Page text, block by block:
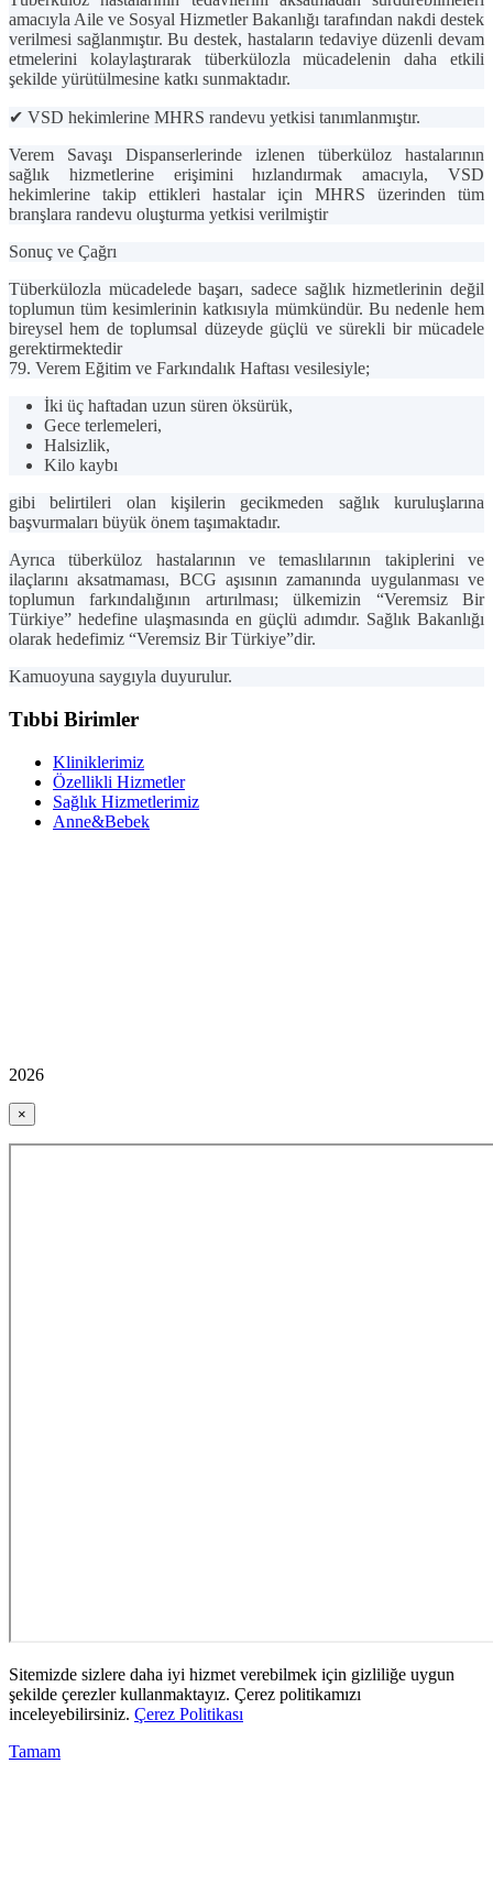
amacıyla Aile ve Sosyal Hizmetler Bakanlığı tarafından nakdi destek
verilmesi sağlanmıştır. Bu destek, hastaların tedaviye düzenli devam
etmelerini kolaylaştırarak tüberkülozla mücadelenin daha etkili
şekilde yürütülmesine katkı sunmaktadır.
✔ VSD hekimlerine MHRS randevu yetkisi tanımlanmıştır.
Verem Savaşı Dispanserlerinde izlenen tüberküloz hastalarının
sağlık hizmetlerine erişimini hızlandırmak amacıyla, VSD
hekimlerine takip ettikleri hastalar için MHRS üzerinden tüm
branşlara randevu oluşturma yetkisi verilmiştir
Sonuç ve Çağrı
Tüberkülozla mücadelede başarı, sadece sağlık hizmetlerinin değil
toplumun tüm kesimlerinin katkısıyla mümkündür. Bu nedenle hem
bireysel hem de toplumsal düzeyde güçlü ve sürekli bir mücadele
gerektirmektedir
79. Verem Eğitim ve Farkındalık Haftası vesilesiyle;
İki üç haftadan uzun süren öksürük,
Gece terlemeleri,
Halsizlik,
Kilo kaybı
gibi belirtileri olan kişilerin gecikmeden sağlık kuruluşlarına
başvurmaları büyük önem taşımaktadır.
Ayrıca tüberküloz hastalarının ve temaslılarının takiplerini ve
ilaçlarını aksatmaması, BCG aşısının zamanında uygulanması ve
toplumun farkındalığının artırılması; ülkemizin “Veremsiz Bir
Türkiye” hedefine ulaşmasında en güçlü adımdır. Sağlık Bakanlığı
olarak hedefimiz “Veremsiz Bir Türkiye”dir.
Kamuoyuna saygıyla duyurulur.
Tıbbi Birimler
Kliniklerimiz
Özellikli Hizmetler
Sağlık Hizmetlerimiz
Anne&Bebek
2026
×
Sitemizde sizlere daha iyi hizmet verebilmek için gizliliğe uygun
şekilde çerezler kullanmaktayız. Çerez politikamızı
inceleyebilirsiniz. Çerez Politikası
Tamam